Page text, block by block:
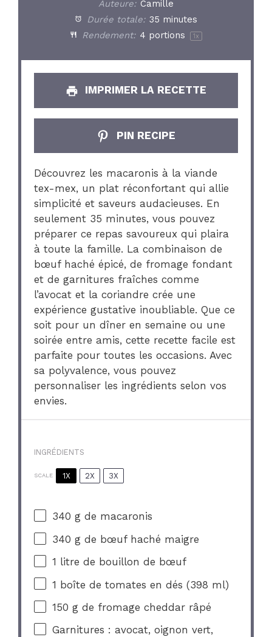
Auteure: Camille
Durée totale: 35 minutes
Rendement: 4 portions 1 x
IMPRIMER LA RECETTE
PIN RECIPE
Découvrez les macaronis à la viande
tex-mex, un plat réconfortant qui allie
simplicité et saveurs audacieuses. En
seulement 35 minutes, vous pouvez
préparer ce repas savoureux qui plaira
à toute la famille. La combinaison de
bœuf haché épicé, de fromage fondant
et de garnitures fraîches comme
l’avocat et la coriandre crée une
expérience gustative inoubliable. Que ce
soit pour un dîner en semaine ou une
soirée entre amis, cette recette facile est
parfaite pour toutes les occasions. Avec
sa polyvalence, vous pouvez
personnaliser les ingrédients selon vos
envies.
INGRÉDIENTS
SCALE 1X 2X 3X
340 g de macaronis
340 g de bœuf haché maigre
1 litre de bouillon de bœuf
1 boîte de tomates en dés (398 ml)
150 g de fromage cheddar râpé
Garnitures : avocat, oignon vert,